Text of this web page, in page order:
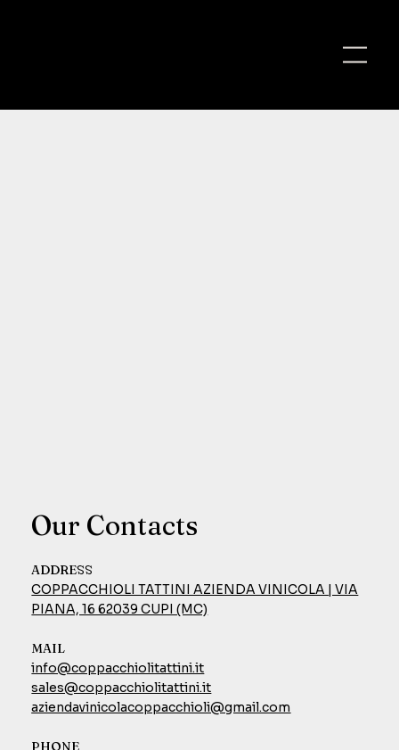
Our Contacts
ADDRESS
COPPACCHIOLI TATTINI AZIENDA VINICOLA | VIA
PIANA, 16 62039 CUPI (MC)
MAIL
info@coppacchiolitattini.it
sales@coppacchiolitattini.it
aziendavinicolacoppacchioli@gmail.com
PHONE